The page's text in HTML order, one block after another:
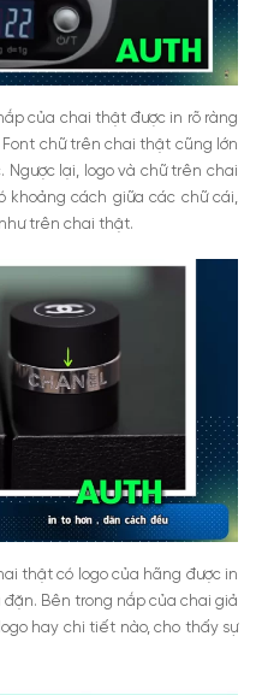
của chai thật được in rõ ràng
chữ trên chai thật cũng lớn
Ngược lại, logo và chữ trên chai
khoảng cách giữa các chữ cái,
trên chai thật.
thật có logo của hãng được in
Bên trong nắp của chai giả
hay chi tiết nào, cho thấy sự